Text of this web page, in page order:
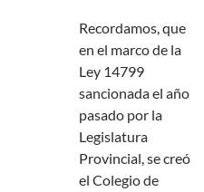
Recordamos, que
en el marco de la
Ley 14799
sancionada el año
pasado por la
Legislatura
Provincial, se creó
el Colegio de